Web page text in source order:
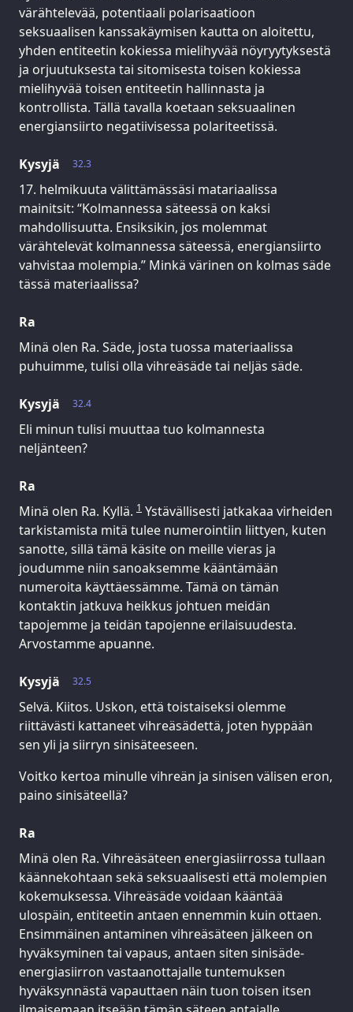
värähtelevää, potentiaali polarisaatioon
seksuaalisen kanssakäymisen kautta on aloitettu,
yhden entiteetin kokiessa mielihyvää nöyryytyksestä
ja orjuutuksesta tai sitomisesta toisen kokiessa
mielihyvää toisen entiteetin hallinnasta ja
kontrollista. Tällä tavalla koetaan seksuaalinen
energiansiirto negatiivisessa polariteetissä.
32.3
Kysyjä
17. helmikuuta välittämässäsi matariaalissa
mainitsit: “Kolmannessa säteessä on kaksi
mahdollisuutta. Ensiksikin, jos molemmat
värähtelevät kolmannessa säteessä, energiansiirto
vahvistaa molempia.” Minkä värinen on kolmas säde
tässä materiaalissa?
Ra
Minä olen Ra. Säde, josta tuossa materiaalissa
puhuimme, tulisi olla vihreäsäde tai neljäs säde.
32.4
Kysyjä
Eli minun tulisi muuttaa tuo kolmannesta
neljänteen?
Ra
Minä olen Ra. Kyllä. 1 Ystävällisesti jatkakaa virheiden
tarkistamista mitä tulee numerointiin liittyen, kuten
sanotte, sillä tämä käsite on meille vieras ja
joudumme niin sanoaksemme kääntämään
numeroita käyttäessämme. Tämä on tämän
kontaktin jatkuva heikkus johtuen meidän
tapojemme ja teidän tapojenne erilaisuudesta.
Arvostamme apuanne.
32.5
Kysyjä
Selvä. Kiitos. Uskon, että toistaiseksi olemme
riittävästi kattaneet vihreäsädettä, joten hyppään
sen yli ja siirryn sinisäteeseen.
Voitko kertoa minulle vihreän ja sinisen välisen eron,
paino sinisäteellä?
Ra
Minä olen Ra. Vihreäsäteen energiasiirrossa tullaan
käännekohtaan sekä seksuaalisesti että molempien
kokemuksessa. Vihreäsäde voidaan kääntää
ulospäin, entiteetin antaen ennemmin kuin ottaen.
Ensimmäinen antaminen vihreäsäteen jälkeen on
hyväksyminen tai vapaus, antaen siten sinisäde-
energiasiirron vastaanottajalle tuntemuksen
hyväksynnästä vapauttaen näin tuon toisen itsen